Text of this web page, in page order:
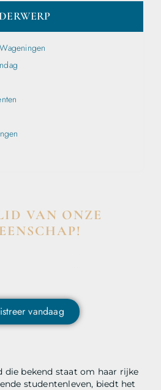
die bekend staat om haar rijke
studentenleven, biedt het
VAN ONZE
vandaag